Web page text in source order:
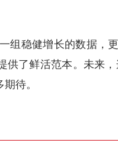
稳健增长的数据，更
供了鲜活范本。未来
待。